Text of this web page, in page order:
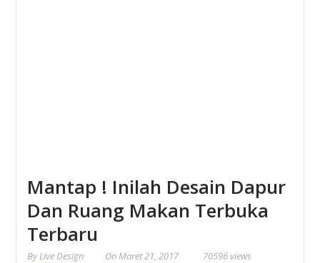
Mantap ! Inilah Desain Dapur
Dan Ruang Makan Terbuka
Terbaru
ByLive Design OnMaret 21, 2017 70596 views